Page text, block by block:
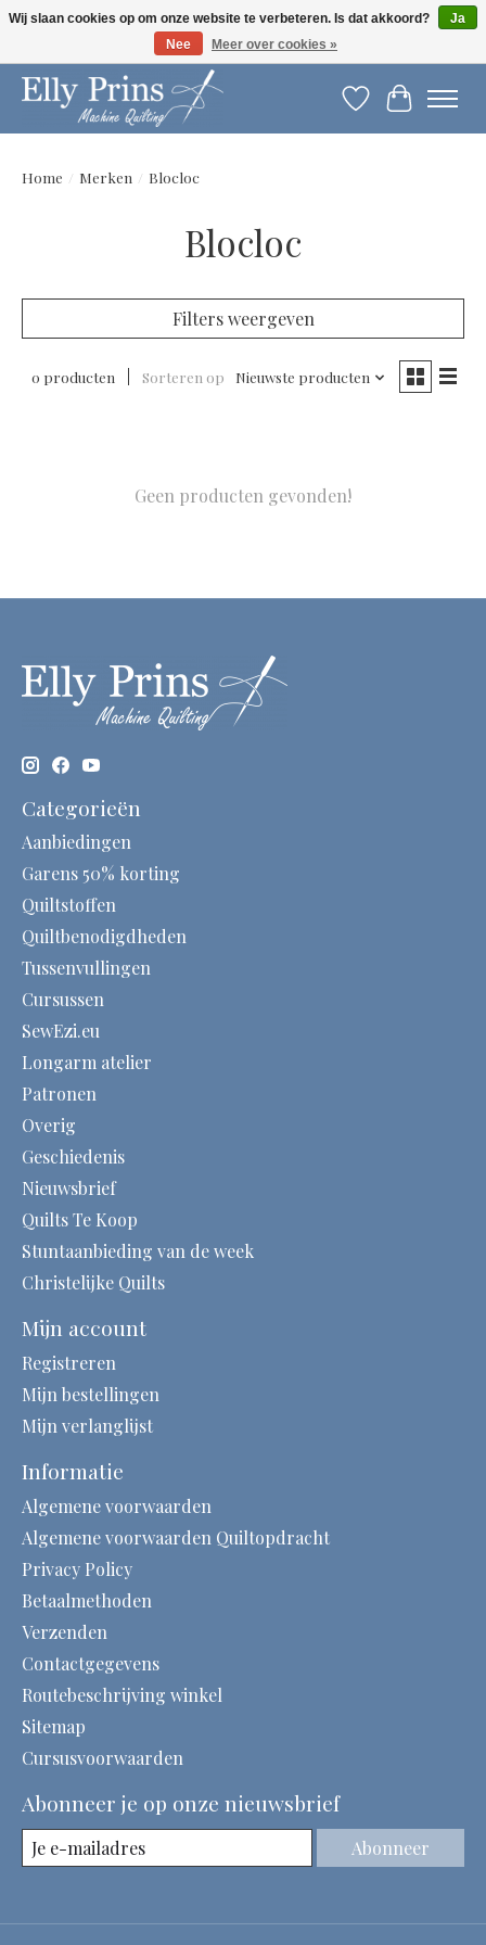
Let op: gewijzigde openingstijden!
Verlanglijst
Home / Merken / Blocloc
Blocloc
Filters weergeven
0 producten Sorteren op Nieuwste producten
Geen producten gevonden!
Categorieën
Aanbiedingen
Garens 50% korting
Quiltstoffen
Quiltbenodigdheden
Tussenvullingen
Cursussen
SewEzi.eu
Longarm atelier
Patronen
Overig
Geschiedenis
Nieuwsbrief
Quilts Te Koop
Stuntaanbieding van de week
Christelijke Quilts
Mijn account
Registreren
Mijn bestellingen
Mijn verlanglijst
Informatie
Algemene voorwaarden
Algemene voorwaarden Quiltopdracht
Privacy Policy
Betaalmethoden
Verzenden
Contactgegevens
Routebeschrijving winkel
Sitemap
Cursusvoorwaarden
Abonneer je op onze nieuwsbrief
Abonneer
Wij slaan cookies op om onze website te verbeteren. Is dat akkoord?
Ja
Nee
Meer over cookies »